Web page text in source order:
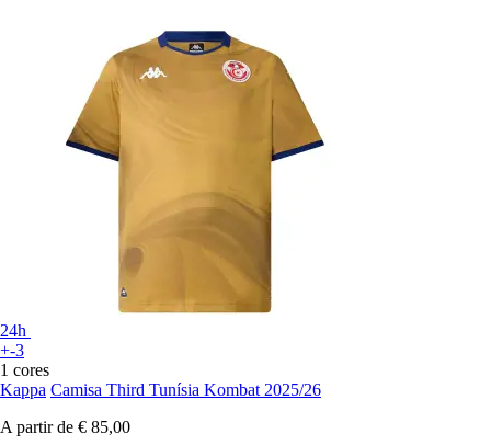
24h
+-3
1 cores
Kappa Camisa Third Tunísia Kombat 2025/26
A partir de € 85,00